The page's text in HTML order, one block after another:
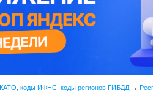
коды ИФНС, коды регионов ГИБДД →